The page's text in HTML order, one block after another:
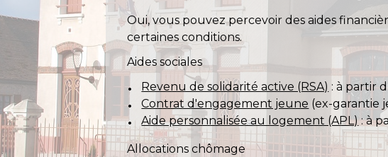
Oui, vous pouvez percevoir des aides
certaines conditions.
Aides sociales
Revenu de solidarité active (RSA) : à partir
Contrat d'engagement jeune (ex-garantie
Aide personnalisée au logement (APL): à
Allocations chômage